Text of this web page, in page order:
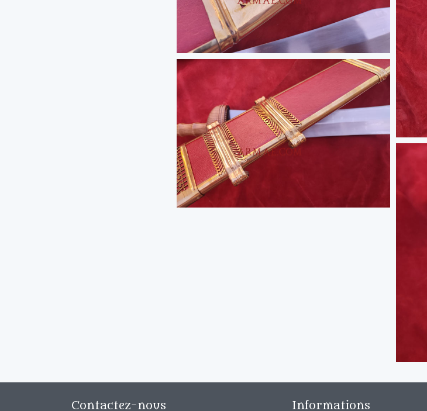
Contactez-nous Informations